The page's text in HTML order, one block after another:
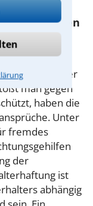
sich aus
unerlaubten
fremder
oder
man gegen
haben die
Unter
fremdes
der
ist
abhängig